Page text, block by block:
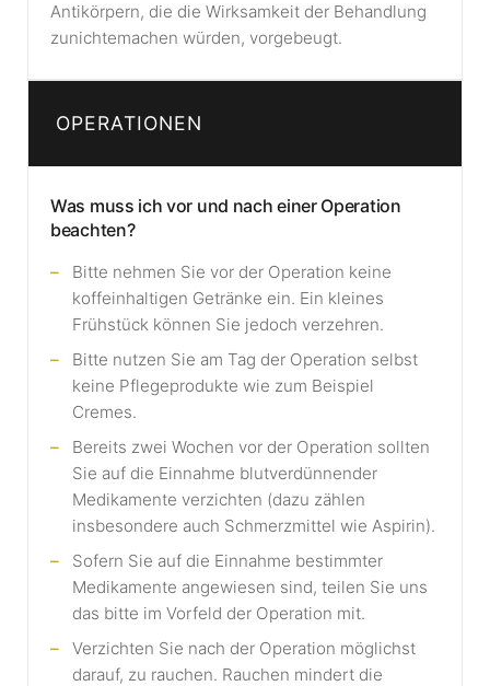
Antikörpern, die die Wirksamkeit der Behandlung
zunichtemachen würden, vorgebeugt.
OPERATIONEN
Was muss ich vor und nach einer Operation
beachten?
Bitte nehmen Sie vor der Operation keine
koffeinhaltigen Getränke ein. Ein kleines
Frühstück können Sie jedoch verzehren.
Bitte nutzen Sie am Tag der Operation selbst
keine Pflegeprodukte wie zum Beispiel
Cremes.
Bereits zwei Wochen vor der Operation sollten
Sie auf die Einnahme blutverdünnender
Medikamente verzichten (dazu zählen
insbesondere auch Schmerzmittel wie Aspirin).
Sofern Sie auf die Einnahme bestimmter
Medikamente angewiesen sind, teilen Sie uns
das bitte im Vorfeld der Operation mit.
Verzichten Sie nach der Operation möglichst
darauf, zu rauchen. Rauchen mindert die